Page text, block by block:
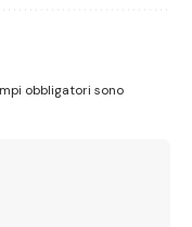
obbligatori sono